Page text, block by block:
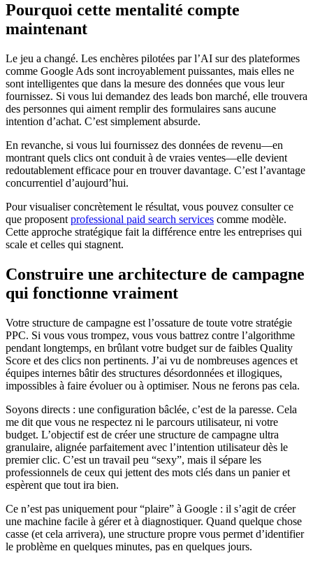
Pourquoi cette mentalité compte
maintenant
Le jeu a changé. Les enchères pilotées par l’AI sur des plateformes
comme Google Ads sont incroyablement puissantes, mais elles ne
sont intelligentes que dans la mesure des données que vous leur
fournissez. Si vous lui demandez des leads bon marché, elle trouvera
des personnes qui aiment remplir des formulaires sans aucune
intention d’achat. C’est simplement absurde.
En revanche, si vous lui fournissez des données de revenu—en
montrant quels clics ont conduit à de vraies ventes—elle devient
redoutablement efficace pour en trouver davantage. C’est l’avantage
concurrentiel d’aujourd’hui.
Pour visualiser concrètement le résultat, vous pouvez consulter ce
que proposent professional paid search services comme modèle.
Cette approche stratégique fait la différence entre les entreprises qui
scale et celles qui stagnent.
Construire une architecture de campagne
qui fonctionne vraiment
Votre structure de campagne est l’ossature de toute votre stratégie
PPC. Si vous vous trompez, vous vous battrez contre l’algorithme
pendant longtemps, en brûlant votre budget sur de faibles Quality
Score et des clics non pertinents. J’ai vu de nombreuses agences et
équipes internes bâtir des structures désordonnées et illogiques,
impossibles à faire évoluer ou à optimiser. Nous ne ferons pas cela.
Soyons directs : une configuration bâclée, c’est de la paresse. Cela
me dit que vous ne respectez ni le parcours utilisateur, ni votre
budget. L’objectif est de créer une structure de campagne ultra
granulaire, alignée parfaitement avec l’intention utilisateur dès le
premier clic. C’est un travail peu “sexy”, mais il sépare les
professionnels de ceux qui jettent des mots clés dans un panier et
espèrent que tout ira bien.
Ce n’est pas uniquement pour “plaire” à Google : il s’agit de créer
une machine facile à gérer et à diagnostiquer. Quand quelque chose
casse (et cela arrivera), une structure propre vous permet d’identifier
le problème en quelques minutes, pas en quelques jours.